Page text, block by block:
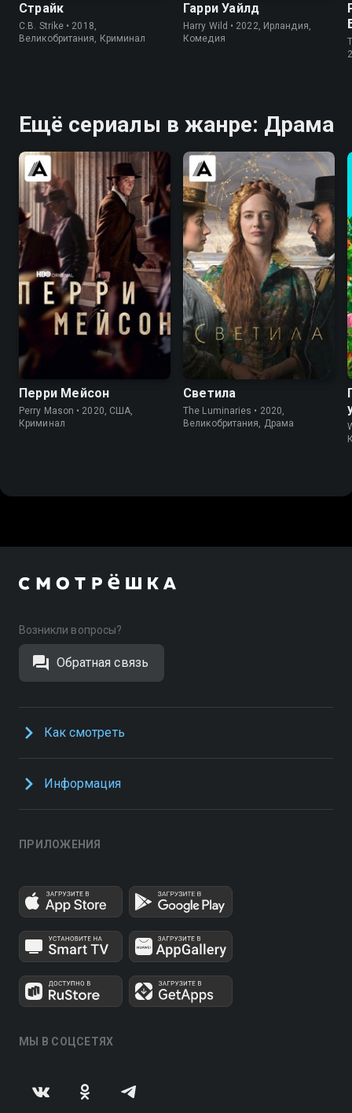
Страйк
C.B. Strike • 2018,
Великобритания, Криминал
Гарри Уайлд
Harry Wild • 2022, Ирландия,
Комедия
Ещё сериалы в жанре: Драма
Перри Мейсон
Perry Mason • 2020, США,
Криминал
7.0 6.4
Светила
The Luminaries • 2020,
Великобритания, Драма
Возникли вопросы?
Обратная связь
Как смотреть
Информация
ПРИЛОЖЕНИЯ
МЫ В СОЦСЕТЯХ